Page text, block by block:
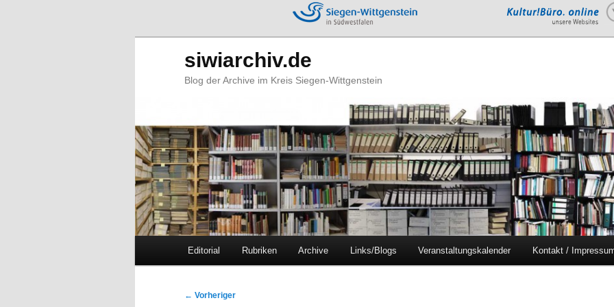
siwiarchiv.de
Blog der Archive im Kreis Siegen-Wittgenstein
Zum
Zum
Editorial Rubriken Archive Links/Blogs Veranstaltungskalender Kontakt /
Beitragsnavigation
← Vorheriger